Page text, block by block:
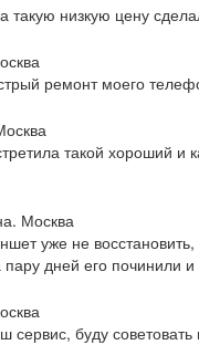
такую низкую цену
ремонт моего
такой хороший
Москва
уже не
пару дней его
сервис, буду советовать